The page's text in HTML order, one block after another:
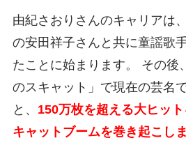
由紀さおりさんのキャリアは
の安田祥子さんと共に童謡歌
たことに始まります。 その後
のスキャット」で現在の芸名
と、 150万枚を超える大ヒッ
キャットブームを巻き起こしま